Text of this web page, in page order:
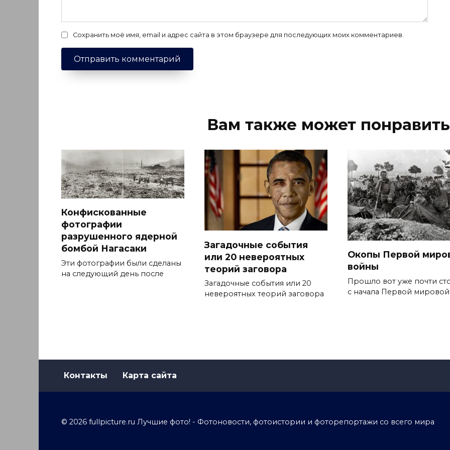
Сохранить моё имя, email и адрес сайта в этом браузере для последующих моих комментариев.
Вам также может
Конфискованные
фотографии
разрушенного ядерной
бомбой Нагасаки
Эти фотографии были сделаны
на следующий день после
Загадочные события
или 20 невероятных
теорий заговора
Загадочные события или 20
невероятных теорий заговора
Окопы Первой
войны
Прошло вот уже почти
с начала Первой мировой
Контакты Карта сайта
© 2026 fullpicture.ru Лучшие фото! - Фотоновости, фотоистории и фоторепортажи со всего мира